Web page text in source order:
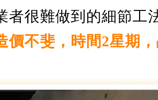
者很難做到的細節工
價不斐，時間2星期